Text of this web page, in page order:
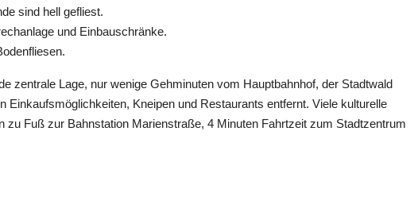
sind hell gefliest.
und Einbauschränke.
zentrale Lage, nur wenige Gehminuten vom Hauptbahnhof, der Stadtwald
Einkaufsmöglichkeiten, Kneipen und Restaurants entfernt. Viele kulturelle
zu Fuß zur Bahnstation Marienstraße, 4 Minuten Fahrtzeit zum Stadtzentrum